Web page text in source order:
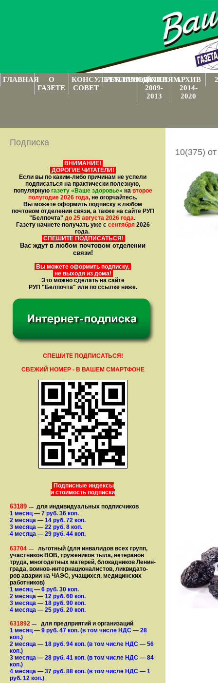
ГЛАВНАЯ
О
ГАЗЕТЕ
КОНСУЛЬТАТИВНЫЙ
СОВЕТ
РЕКЛАМОДАТЕЛЯМ
АРХИВ
2009-
2013
АРХИВ
2014-
2020
Подписка
ВНИМАНИЕ!
ДОРОГИЕ ЧИТАТЕЛИ!
Если вы по каким-либо причинам не успели
подписаться на практически полезную,
популярную газету «Ваше здоровье» на второе
полугодие 2026 года, не огорчайтесь.
Вы можете оформить подписку в любом
почтовом отделении связи, а также на сайте РУП
"Белпочта" до 25 августа 2026 года.
Газету начнете получать уже с сентября2026
года.
СПЕШИТЕ ПОДПИСАТЬСЯ!
Вас ждут в любом почтовом отделении
связи!
Вы можете оформить подписку,
не выходя из дома!
Это можно сделать на сайте
РУП "Белпочта" или по ссылке ниже.
СПЕШИТЕ ПОДПИСАТЬСЯ!
СВЕЖИЙ НОМЕР - В ВАШЕМ СМАРТФОНЕ
Подписные индексы
и стоимость подписки
63189 — для индивидуальных подписчиков
1 месяц— 7 руб. 36 коп.
2 месяца — 14 руб. 72 коп.
3 месяца — 22 руб. 8 коп.
4 месяца — 29 руб. 44 коп.
63704 —
льготный (для ин­ва­лидов всех групп,
участ­ников ВОВ, труже­ни­ков тыла, ветеранов
труда, мно­го­­детных матерей, бло­­кад­ни­ков Ле­нин­
града, воинов-интернаци­о­на­­ли­стов, лик­ви­да­то­
ров аварии на ЧАЭС, уча­щихся, медицинских
работников)
1 месяц— 6 руб. 30 коп.
2 месяца — 12 руб. 60 коп.
3 месяца — 18 руб. 90 коп.
4 месяца — 25 руб. 20 коп.
631892 —
для предприятий и организаций
1 месяц— 9 руб. 47 коп. (в том числе НДС — 28
коп.)
2 месяца — 18 руб. 94 коп. (в том числе НДС — 56
коп.)
3 месяца — 28 руб. 41 коп. (в том числе НДС — 84
коп.)
4 месяца — 37 руб. 88 коп. (в том числе НДС — 1
руб. 12 коп.)
10(375)